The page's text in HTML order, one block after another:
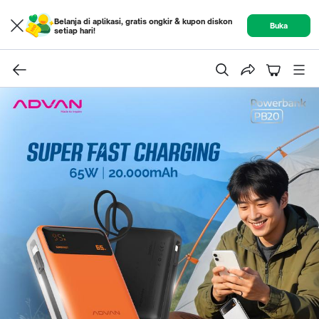
Belanja di aplikasi, gratis ongkir & kupon diskon
setiap hari!
Buka